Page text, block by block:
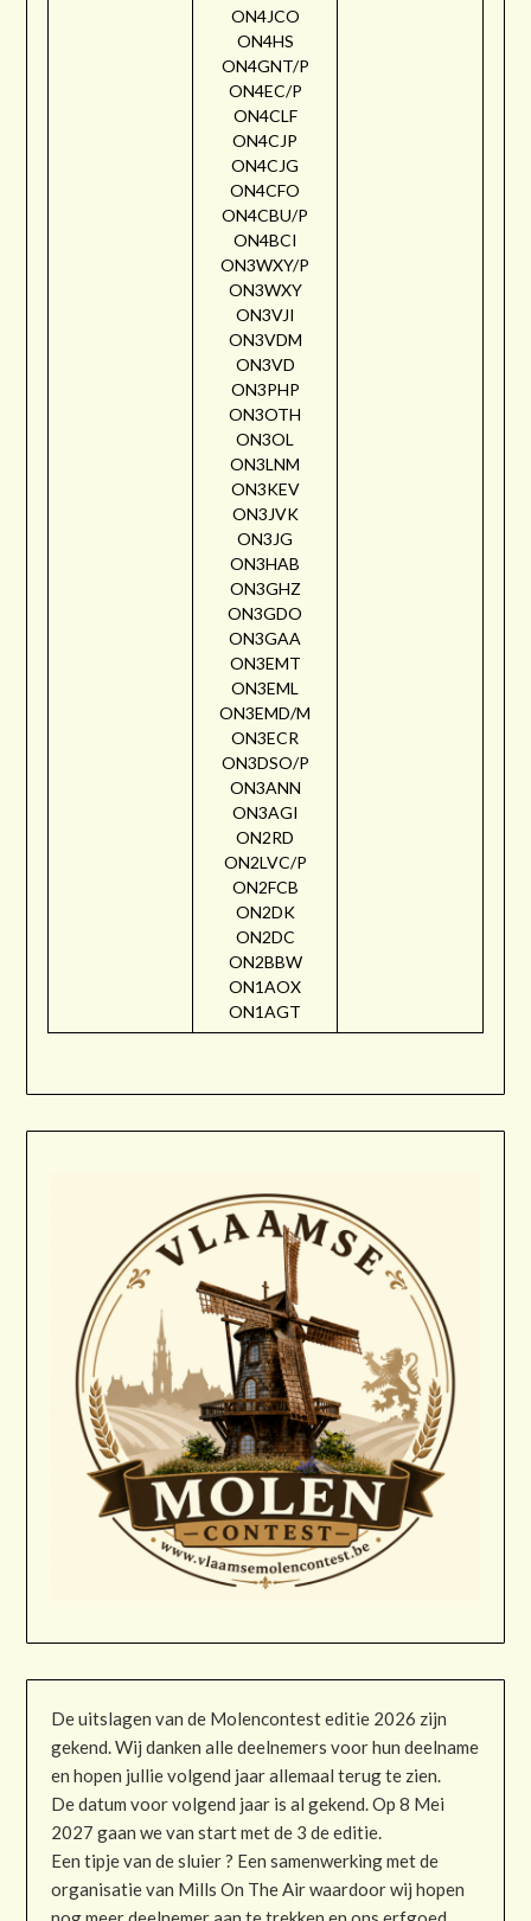
ON4JCO
ON4HS
ON4GNT/P
ON4EC/P
ON4CLF
ON4CJP
ON4CJG
ON4CFO
ON4CBU/P
ON4BCI
ON3WXY/P
ON3WXY
ON3VJI
ON3VDM
ON3VD
ON3PHP
ON3OTH
ON3OL
ON3LNM
ON3KEV
ON3JVK
ON3JG
ON3HAB
ON3GHZ
ON3GDO
ON3GAA
ON3EMT
ON3EML
ON3EMD/M
ON3ECR
ON3DSO/P
ON3ANN
ON3AGI
ON2RD
ON2LVC/P
ON2FCB
ON2DK
ON2DC
ON2BBW
ON1AOX
ON1AGT
De uitslagen van de Molencontest editie 2026 zijn
gekend. Wij danken alle deelnemers voor hun deelname
en hopen jullie volgend jaar allemaal terug te zien.
De datum voor volgend jaar is al gekend. Op 8 Mei
2027 gaan we van start met de 3 de editie.
Een tipje van de sluier ? Een samenwerking met de
organisatie van Mills On The Air waardoor wij hopen